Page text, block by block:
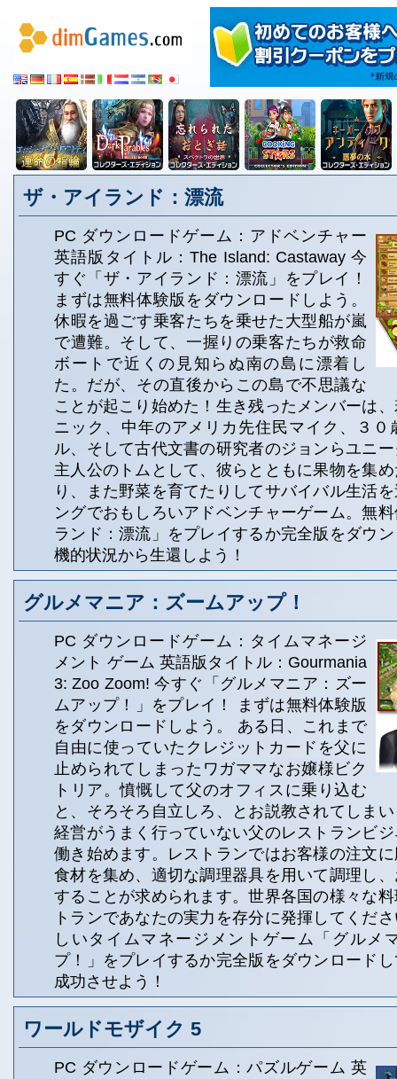
ザ・アイランド：漂流
PC ダウンロードゲーム：アドベンチャー
英語版タイトル：The Island: Castaway 今
すぐ「ザ・アイランド：漂流」をプレイ！
まずは無料体験版をダウンロードしよう。
休暇を過ごす乗客たちを乗せた大型船が嵐
で遭難。そして、一握りの乗客たちが救命
ボートで近くの見知らぬ南の島に漂着し
た。だが、その直後からこの島で不思議な
ことが起こり始めた！生き残ったメンバーは
ニック、中年のアメリカ先住民マイク、３０
ル、そして古代文書の研究者のジョンらユニ
主人公のトムとして、彼らとともに果物を集
り、また野菜を育てたりしてサバイバル生活
ングでおもしろいアドベンチャーゲーム。無
ランド：漂流」をプレイするか完全版をダウ
機的状況から生還しよう！
グルメマニア：ズームアップ！
PC ダウンロードゲーム：タイムマネージ
メント ゲーム 英語版タイトル：Gourmania
3: Zoo Zoom! 今すぐ「グルメマニア：ズー
ムアップ！」をプレイ！ まずは無料体験版
をダウンロードしよう。 ある日、これまで
自由に使っていたクレジットカードを父に
止められてしまったワガママなお嬢様ビク
トリア。憤慨して父のオフィスに乗り込む
と、そろそろ自立しろ、とお説教されてしま
経営がうまく行っていない父のレストランビ
働き始めます。レストランではお客様の注文
食材を集め、適切な調理器具を用いて調理し
することが求められます。世界各国の様々な
トランであなたの実力を存分に発揮してくだ
しいタイムマネージメントゲーム「グルメ
プ！」をプレイするか完全版をダウンロード
成功させよう！
ワールドモザイク 5
PC ダウンロードゲーム：パズルゲーム 英